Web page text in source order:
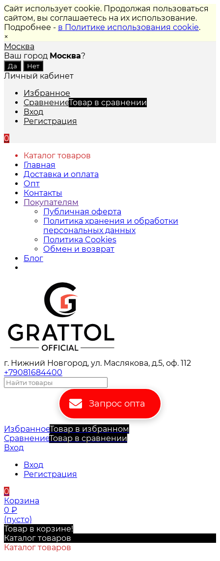
Сайт использует cookie. Продолжая пользоваться
сайтом, вы соглашаетесь на их использование.
Подробнее - в Политике использования cookie.
×
Москва
Ваш город Москва?
Личный кабинет
Избранное
СравнениеТовар в сравнении
Вход
Регистрация
0
Каталог товаров
Главная
Доставка и оплата
Опт
Контакты
Покупателям
Публичная оферта
Политика хранения и обработки
персональных данных
Политика Cookies
Обмен и возврат
Блог
г. Нижний Новгород, ул. Маслякова, д.5, оф. 112
+79081684400
Запрос опта
ИзбранноеТовар в избранном
СравнениеТовар в сравнении
Вход
Вход
Регистрация
0
Корзина
0 ₽
(пусто)
Товар в корзине!
Каталог товаров
Каталог товаров